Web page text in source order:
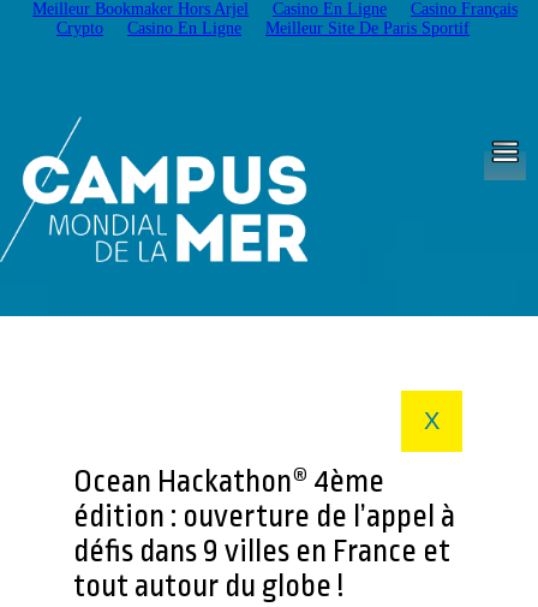
Meilleur Bookmaker Hors Arjel Casino En Ligne
Casino Français
Crypto
Casino En Ligne Meilleur Site De Paris Sportif
X
Ocean Hackathon® 4ème
édition : ouverture de l’appel à
défis dans 9 villes en France et
tout autour du globe !